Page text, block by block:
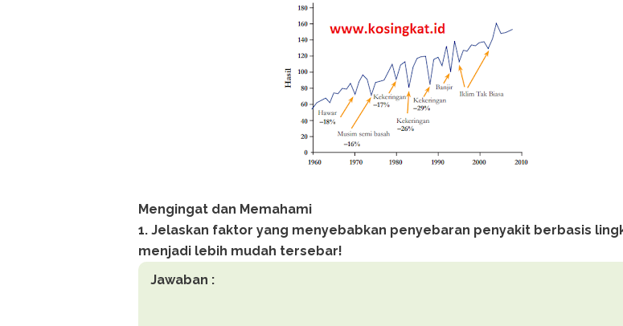
Mengingat dan Memahami
1. Jelaskan faktor yang menyebabkan penyebaran penyakit berbasis
menjadi lebih mudah tersebar!
Jawaban :